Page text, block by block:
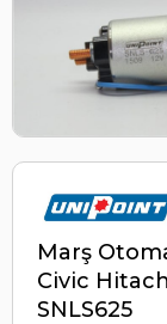
Marş
Civic
SNLS625